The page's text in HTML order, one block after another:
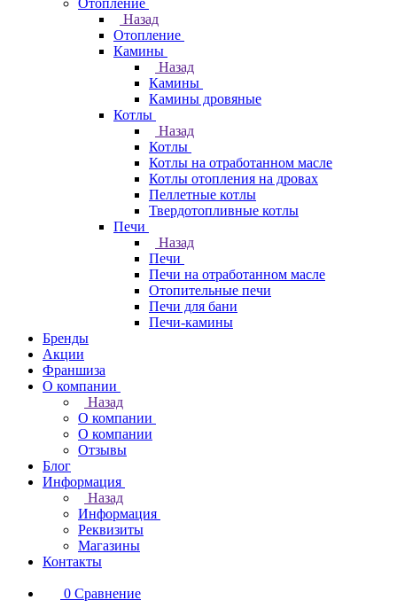
Отопление
Назад
Отопление
Камины
Назад
Камины
Камины дровяные
Котлы
Назад
Котлы
Котлы на отработанном масле
Котлы отопления на дровах
Пеллетные котлы
Твердотопливные котлы
Печи
Назад
Печи
Печи на отработанном масле
Отопительные печи
Печи для бани
Печи-камины
Бренды
Акции
Франшиза
О компании
Назад
О компании
О компании
Отзывы
Блог
Информация
Назад
Информация
Реквизиты
Магазины
Контакты
0 Сравнение